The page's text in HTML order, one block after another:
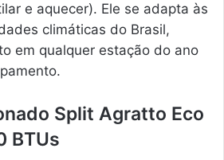
e aquecer). Ele se adapta às
climáticas do Brasil,
em qualquer estação do ano
Split Agratto Eco
BTUs